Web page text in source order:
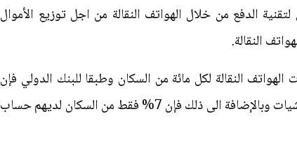
الدفع من خلال الهواتف النقالة من اجل توزيع الأموال
النقالة لكل مائة من السكان وطبقا للبنك الدولي فإن
50% من الباكستانيات فقط يمتلكن هاتف نقال مقارنة بنسبة 61% من البنغلاديشيات وبالإضافة الى ذلك فإن 7% فقط من السكان لديهم حساب